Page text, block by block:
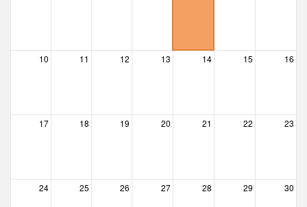
Délegyháza
Dunabogdány
10 11 12 13 14 15 16
17 18 19 20 21 22 23
24 25 26 27 28 29 30